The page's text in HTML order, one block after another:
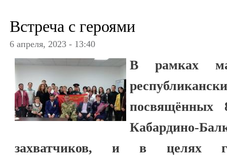
Встреча с героями
6 апреля, 2023 - 13:40
В рамках
посвящённых
Кабардино-
захватчиков, и в целях